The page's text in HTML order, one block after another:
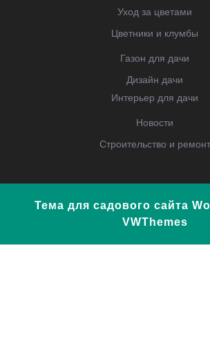
Уход за цветами
Цветники и клумбы
Газон для дачи
Дизайн дачи
Интерьер для дачи
Новости
Строительство и ремонт
Тема для садового сайта
VWThemes